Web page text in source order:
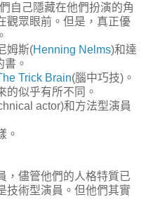
自己隱藏在他們扮演的角
觀眾眼前。但是，真正優
姆斯(Henning Nelms)和達
書。
Trick Brain(腦中巧技)。
的似乎有所不同。
actor)和方法型演員
。
，儘管他們的人格特質已
技術型演員。但他們其實